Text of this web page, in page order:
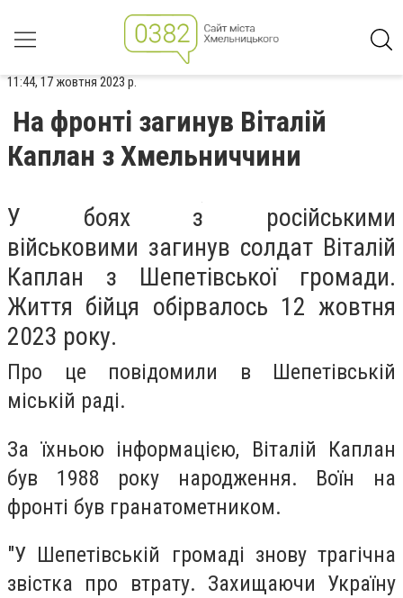
11:44, 17 жовтня 2023 р.
На фронті загинув Віталій
Каплан з Хмельниччини
У боях з російськими
військовими загинув солдат Віталій
Каплан з Шепетівської громади.
Життя бійця обірвалось 12 жовтня
2023 року.
Про це повідомили в Шепетівській
міській раді.
За їхньою інформацією, Віталій Каплан
був 1988 року народження. Воїн на
фронті був гранатометником.
"У Шепетівській громаді знову трагічна
звістка про втрату. Захищаючи Україну